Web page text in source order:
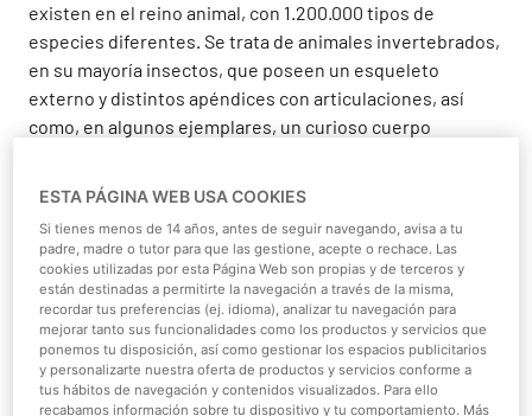
existen en el reino animal, con 1.200.000 tipos de
especies diferentes. Se trata de animales invertebrados,
en su mayoría insectos, que poseen un esqueleto
externo y distintos apéndices con articulaciones, así
como, en algunos ejemplares, un curioso cuerpo
pueden verse en Faunia. ¿Quieres conocerlos?
Elescorpión emperador es uno de los representantes de
los artrópodos que podemos encontrar en Faunia. Se
trata de una de las especies de escorpiones más grandes
del mundo, una especie digna de admirar. Tiene dos
pinzas poderosas y una cola curvada que termina en un
aguijón con el que inoculaveneno.A pesar de ello, se
trata de un animal poco agresivo, que suele preferir
ESTA PÁGINA WEB USA COOKIES
Si tienes menos de 14 años, antes de seguir navegando, avisa a tu
padre, madre o tutor para que las gestione, acepte o rechace. Las
cookies utilizadas por esta Página Web son propias y de terceros y
están destinadas a permitirte la navegación a través de la misma,
recordar tus preferencias (ej. idioma), analizar tu navegación para
mejorar tanto sus funcionalidades como los productos y servicios que
ponemos tu disposición, así como gestionar los espacios publicitarios
y personalizarte nuestra oferta de productos y servicios conforme a
tus hábitos de navegación y contenidos visualizados. Para ello
recabamos información sobre tu dispositivo y tu comportamiento. Más